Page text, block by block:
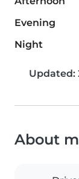
Evening
Night
Updated:
About